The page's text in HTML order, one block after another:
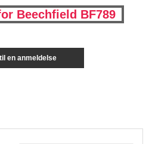
Beechfield BF789
en anmeldelse